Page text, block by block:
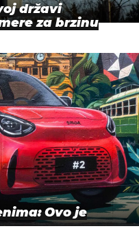
državi
za brzinu
Ovo je